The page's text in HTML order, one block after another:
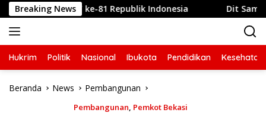
Langsung
ke
konten
Breaking News
HUT ke-81 Republik Indonesia Dit Samapta Polda
Hukrim Politik Nasional Ibukota Pendidikan Kesehatan
Beranda News Pembangunan
Pembangunan, Pemkot Bekasi